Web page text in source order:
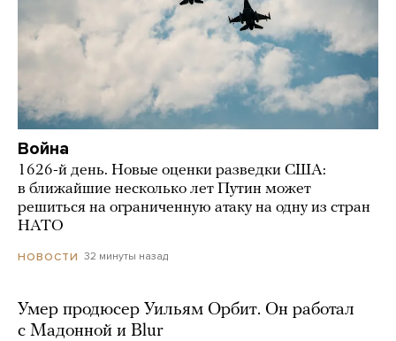
Война
1626-й день. Новые оценки разведки США:
в ближайшие несколько лет Путин может
решиться на ограниченную атаку на одну из стран
НАТО
НОВОСТИ 32 минуты назад
Умер продюсер Уильям Орбит. Он работал
с Мадонной и Blur